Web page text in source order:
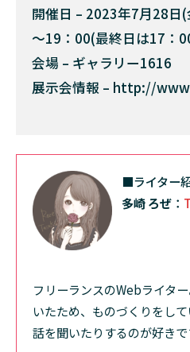
開催日 – 2023年7月28日
～19：00(最終日は17：
会場 – ギャラリー1616
展示会情報 – http://
■ライター
多崎 ろぜ ：
フリーランスのWebライタ
いたため、ものづくりをして
話を聞いたりするのが好きで